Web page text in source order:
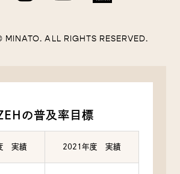
ALL RIGHTS RESERVED.
の普及率目標
実績 2021年度 実績